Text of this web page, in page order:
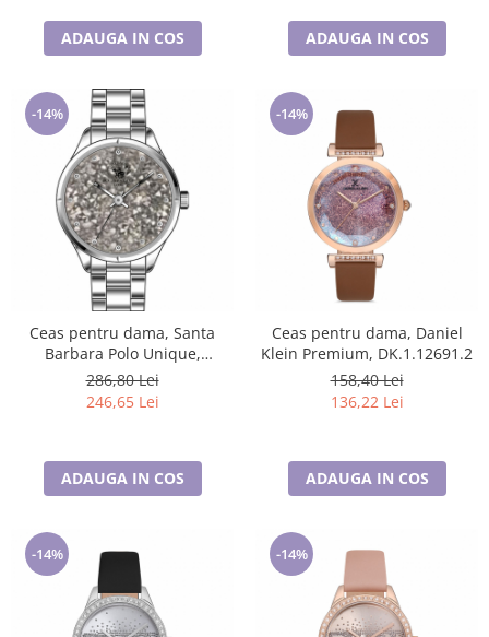
ADAUGA IN COS ADAUGA IN COS
-14%
Ceas pentru dama, Santa
Barbara Polo Unique,
SB.2.10001.5
286,80 Lei
246,65 Lei
ADAUGA IN COS
-14%
Ceas pentru dama, Daniel
Klein Premium, DK.1.12691.2
158,40 Lei
136,22 Lei
ADAUGA IN COS
-14% -14%